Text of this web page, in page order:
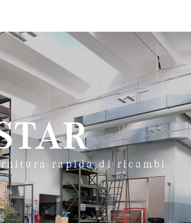
rapida di ricambi